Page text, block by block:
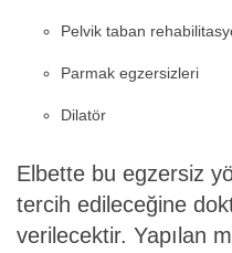
Pelvik taban
Parmak egzersizleri
Dilatör
Elbette bu egzersiz
tercih edileceğine
verilecektir. Yapılan